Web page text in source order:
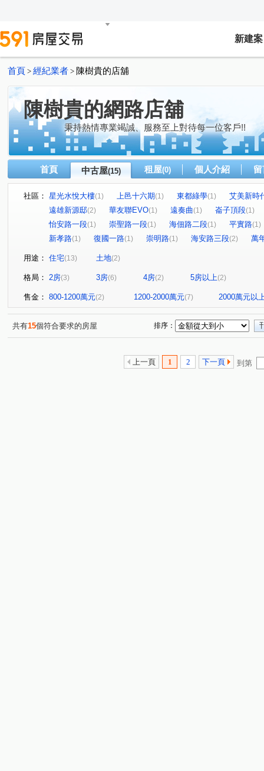
新建案
首頁 > 經紀業者 > 陳樹貴的店舖
陳樹貴的網路店舖
秉持熱情專業竭誠、服務至上對待每一位客戶!!
首頁 中古屋(15) 租屋(0) 個人介紹
社區： 星光水悅大樓(1) 上邑十六期(1) 東都綠學(1)
艾美新時
遠雄新源邸(2) 華友聯EVO(1) 遠奏曲(1) 崙子頂段(1)
怡安路一段(1) 崇聖路一段(1) 海佃路二段(1) 平實路(1)
新孝路(1) 復國一路(1) 崇明路(1) 海安路三段(2) 萬
用途： 住宅(13) 土地(2)
格局： 2房(3) 3房(6) 4房(2) 5房以上(2)
售金： 800-1200萬元(2) 1200-2000萬元(7) 2000萬元以
共有15個符合要求的房屋 排序：
上一頁 1 2 下一頁 到第